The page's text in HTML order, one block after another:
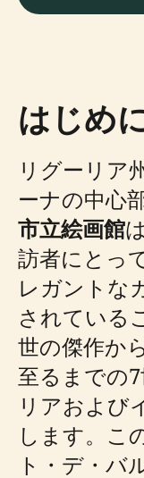
はじめ
リグーリア
ーナの中心
市立絵画館
訪者にとっ
レガントな
されている
世の傑作か
至るまでの
リアおよび
します。こ
ト・デ・バ